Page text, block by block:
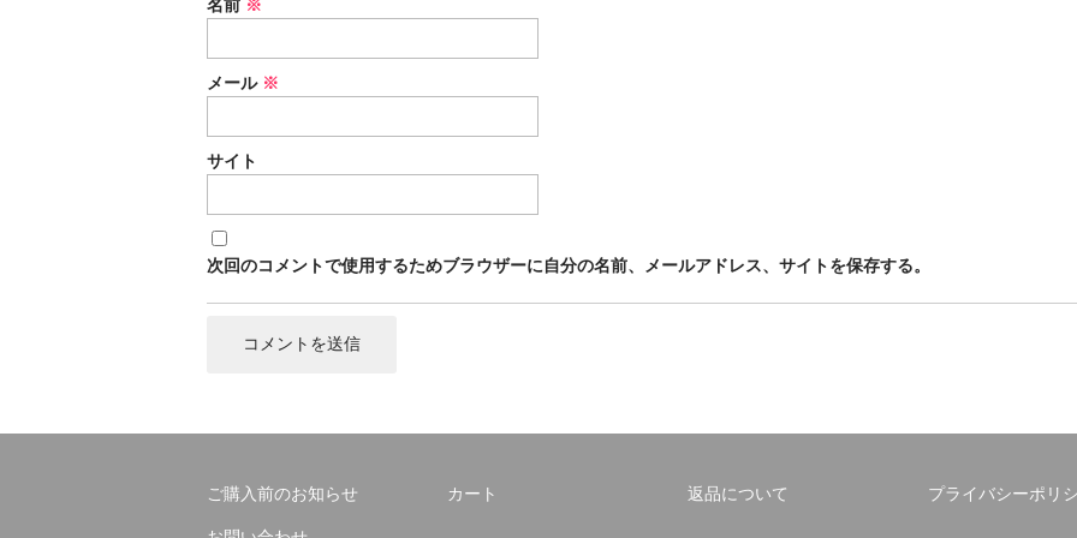
名前 ※
メール ※
サイト
次回のコメントで使用するためブラウザーに自分の名前、メールアドレス、サイトを保存する。
ご購入前のお知らせ カート 返品について プライバシーポリ